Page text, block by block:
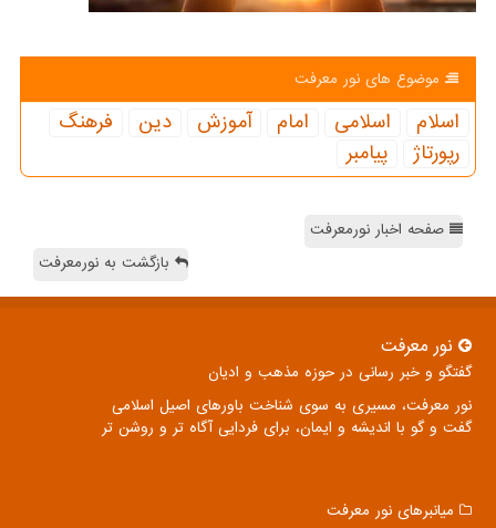
موضوع های نور معرفت
اسلام اسلامی امام آموزش دین
فرهنگ
رپورتاژ
پیامبر
صفحه اخبار نورمعرفت
بازگشت به نورمعرفت
نور معرفت
گفتگو و خبر رسانی در حوزه مذهب و ادیان
نور معرفت، مسیری به سوی شناخت باورهای اصیل اسلامی
گفت و گو با اندیشه و ایمان، برای فردایی آگاه تر و روشن تر
میانبرهای نور معرفت